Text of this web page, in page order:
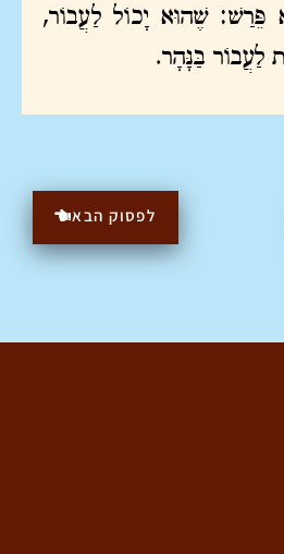
פֵּרַשׁ: שֶׁהוּא יָכוֹל לַעֲבוֹר,
לַעֲבוֹר בַּנָּהָר.
לפסוק הבא